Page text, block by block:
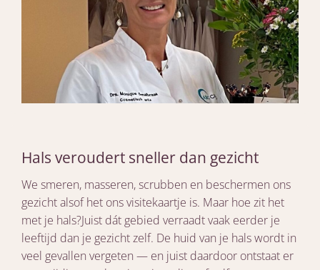
Hals veroudert sneller dan gezicht
We smeren, masseren, scrubben en beschermen ons
gezicht alsof het ons visitekaartje is. Maar hoe zit het
met je hals?Juist dát gebied verraadt vaak eerder je
leeftijd dan je gezicht zelf. De huid van je hals wordt in
veel gevallen vergeten — en juist daardoor ontstaat er